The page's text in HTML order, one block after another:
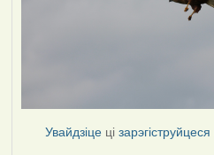
Увайдзіце цізарэгіструйцеся